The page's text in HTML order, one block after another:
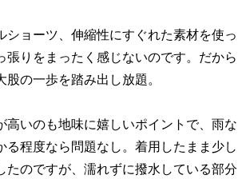
ショーツ、伸縮性にすぐれた素材を使っ
張りをまったく感じないのです。だから
の一歩を踏み出し放題。
高いのも地味に嬉しいポイントで、雨な
る程度なら問題なし。着用したまま少し
たのですが、濡れずに撥水している部分